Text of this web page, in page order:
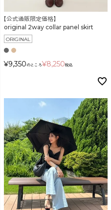
【公式通販限定価格】
original 2way collar panel skirt
ORIGINAL
¥9,350 のところ¥8,250税込